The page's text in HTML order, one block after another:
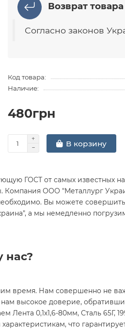
Возврат товара
Согласно законов
Код товара:
Наличие:
480грн
В корзину
ГОСТ от самых известных
ООО "Металлург
Вы можете совершить
а мы немедленно
нас?
время. Нам совершенно не
высокое доверие,
0,1х1,6-80мм, Сталь 65Г,
что